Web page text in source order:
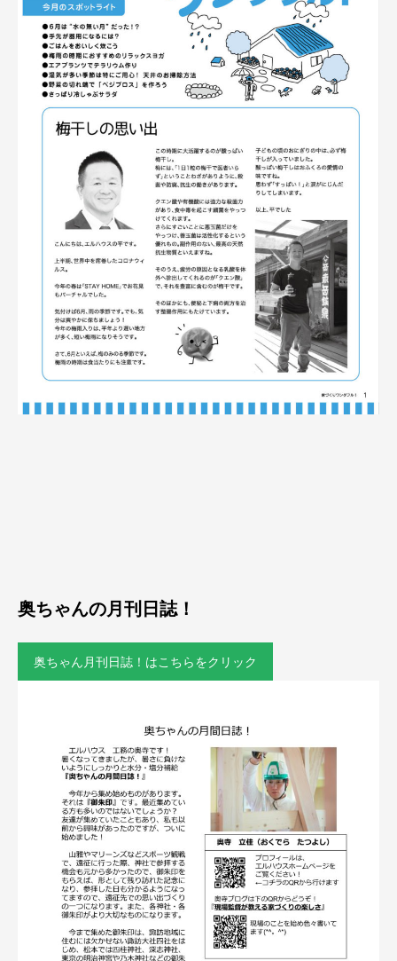
奥ちゃんの月刊日誌！
奥ちゃん月刊日誌！はこちらをクリック